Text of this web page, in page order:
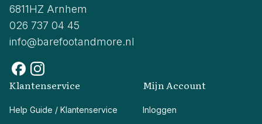
6811HZ Arnhem
026 737 04 45
info@barefootandmore.nl
Klantenservice
Help Guide / Klantenservice
Mijn Account
Inloggen